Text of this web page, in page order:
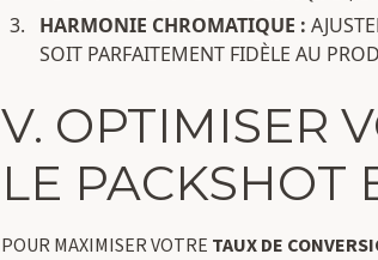
HARMONIE CHROMATIQUE :
SOIT PARFAITEMENT FIDÈLE AU
V. OPTIMISER
LE PACKSHOT
POUR MAXIMISER VOTRE TAUX DE